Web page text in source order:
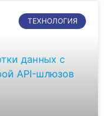
ТЕХНОЛОГИЯ